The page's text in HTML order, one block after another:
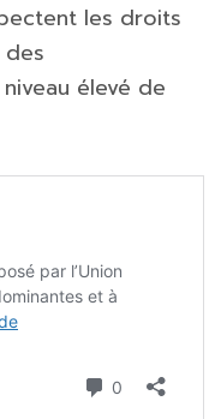
les droits
élevé de